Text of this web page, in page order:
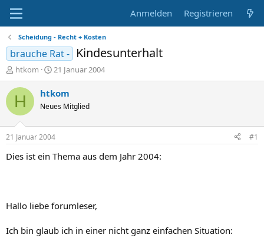
Anmelden Registrieren
Scheidung - Recht + Kosten
brauche Rat - Kindesunterhalt
E
r
s
t
e
r
htkom
E
r
s
e
l
t
a
21 Januar 2004
H htkom
Neues Mitglied
21 Januar 2004 #1
Dies ist ein Thema aus dem Jahr 2004:
Hallo liebe forumleser,
Ich bin glaub ich in einer nicht ganz einfachen Situation: